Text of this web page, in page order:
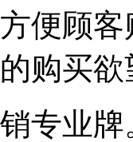
便顾
购买欲
业牌